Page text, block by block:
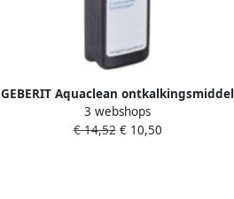
GEBERIT Aquaclean ontkalkingsmiddel
voor het ontkalken van Aquaclean
Mera modellen 125ml 147.040.00.1
3 webshops
€ 14,52€ 10,50